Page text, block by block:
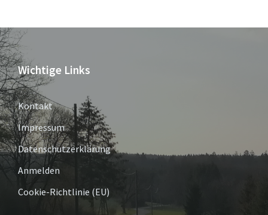
Wichtige Links
Kontakt
Impressum
Datenschutzerklärung
Anmelden
Cookie-Richtlinie (EU)